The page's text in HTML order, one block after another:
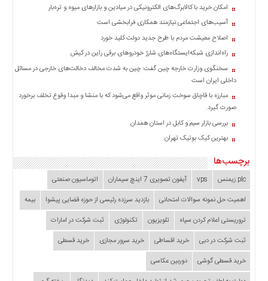
امکان خرید با کالابرگ‌های الکترونیکی در میادین و بازارهای میوه و تره‌بار
آسیب‌های اجتماعی نیازمند همکاری فرابخشی است
اصلاح معیشت مردم با طرح جدید دولت کلید خورد
راه‌اندازی شبکه‌ایستگاه‌های شارژ خودروهای برقی راین در کیش
سخنگوی وزارت خارجه چین گفت: چین به شدت مخالف دخالت‌های خارجی در مسائل
داخلی ایران است
مبارزه با قاچاق سوخت زمانی موثر واقع می‌شود که با منشا و مبدا وقوع تخلف برخورد
صورت گیرد.
بررسی بازار سیم و کابل در استان همدان
بهترین کیک بوتیک تهران
برچسب‌ها
plc زیمنس vps آیفون تصویری 7 اینچ سیماران
اتوماسیون صنعتی
اهمیت حل نمونه سوالات امتحانی
بازدید سرزده‌ رئیسی از حوزه قضایی ‌پیشوا
بیمه
تروریستی اعلام کردن سپاه
تلویزیون تکنولوژی
ثبت شرکت در امارات
ثبت شرکت در دبی
خرید اقساطی خرید سرور مجازی
خرید قسطی
خرید قسطی گوشی
دوربین عکاسی